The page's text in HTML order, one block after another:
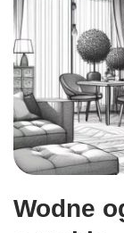
Wodne